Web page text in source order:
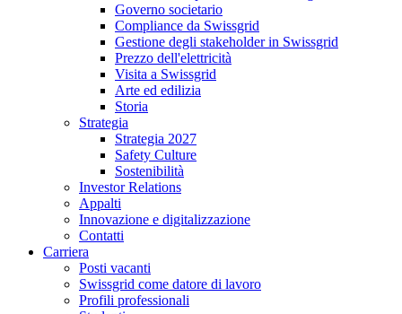
Governo societario
Compliance da Swissgrid
Gestione degli stakeholder in Swissgrid
Prezzo dell'elettricità
Visita a Swissgrid
Arte ed edilizia
Storia
Strategia
Strategia 2027
Safety Culture
Sostenibilità
Investor Relations
Appalti
Innovazione e digitalizzazione
Contatti
Carriera
Posti vacanti
Swissgrid come datore di lavoro
Profili professionali